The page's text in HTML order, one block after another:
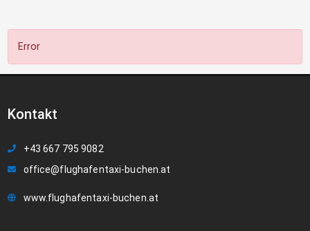
Error
Kontakt
+43 667 795 9082
office@flughafentaxi-buchen.at
www.flughafentaxi-buchen.at